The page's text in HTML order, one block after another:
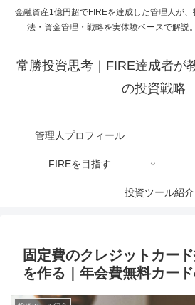
金融資産1億円超でFIREを達成した管理人が
法・資金管理・戦略を実体験ベースで解説
常勝投資思考｜FIRE達成者が
の投資戦略
管理人プロフィール
FIREを目指す
投資ツール紹介
固定費のクレジットカー
を作る｜年会費無料カー